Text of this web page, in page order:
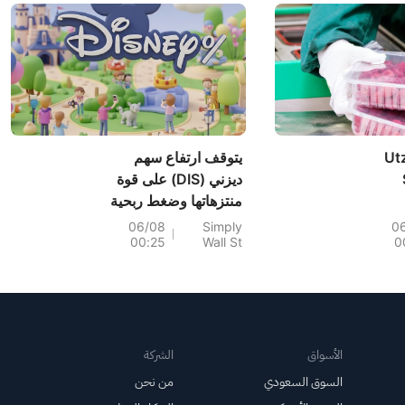
يتوقف ارتفاع سهم
ديزني (DIS) على قوة
منتزهاتها وضغط ربحية
السهم
Simply
Wall St
06/08
00:25
الأسواق
السوق السعودي
الشركة
من نحن